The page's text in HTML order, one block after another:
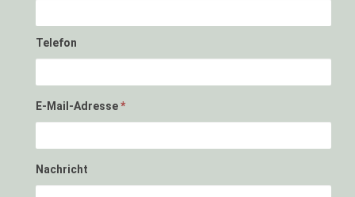
Telefon
E-Mail-Adresse*
Nachricht